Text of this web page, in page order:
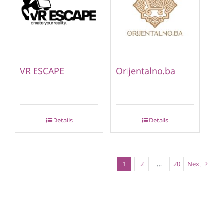
VR ESCAPE
Details
Orijentalno.ba
Details
1 2 … 20 Next